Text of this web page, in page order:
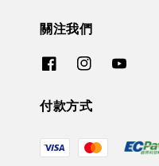
關注我們
付款方式